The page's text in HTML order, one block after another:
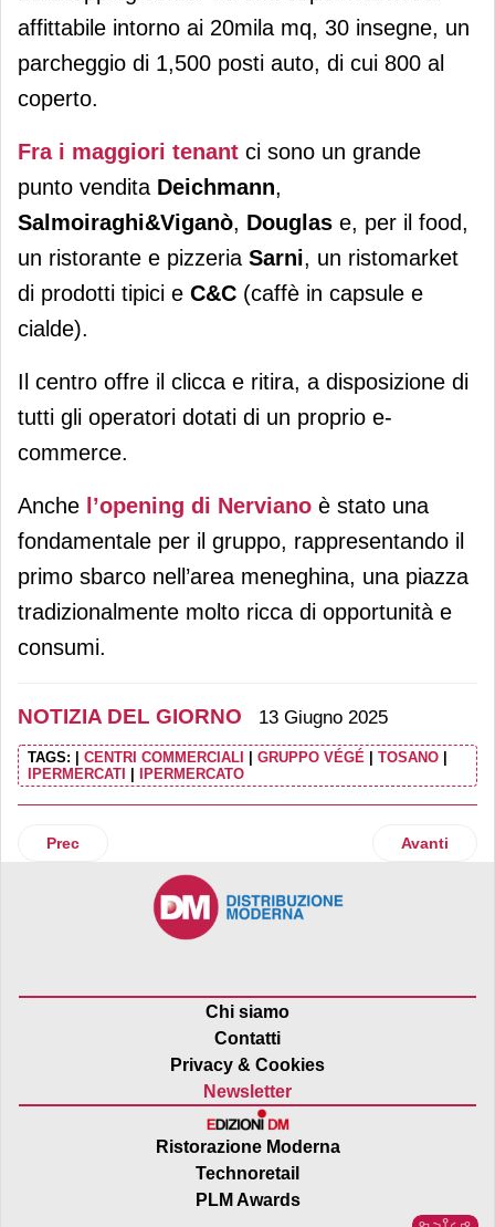
affittabile intorno ai 20mila mq, 30 insegne, un
parcheggio di 1,500 posti auto, di cui 800 al
coperto.
Fra i maggiori tenant ci sono un grande
punto vendita Deichmann,
Salmoiraghi&Viganò, Douglas e, per il food,
un ristorante e pizzeria Sarni, un ristomarket
di prodotti tipici e C&C (caffè in capsule e
cialde).
Il centro offre il clicca e ritira, a disposizione di
tutti gli operatori dotati di un proprio e-
commerce.
Anche l’opening di Nerviano è stato una
fondamentale per il gruppo, rappresentando il
primo sbarco nell’area meneghina, una piazza
tradizionalmente molto ricca di opportunità e
consumi.
NOTIZIA DEL GIORNO 13 Giugno 2025
TAGS: CENTRI COMMERCIALI GRUPPO VÉGÉ TOSANO
IPERMERCATI
IPERMERCATO
Articolo precedente: Pepco vende Poundland per un
Prec Articolo
Avanti
Chi siamo
Contatti
Privacy & Cookies
Newsletter
Ristorazione Moderna
Technoretail
PLM Awards